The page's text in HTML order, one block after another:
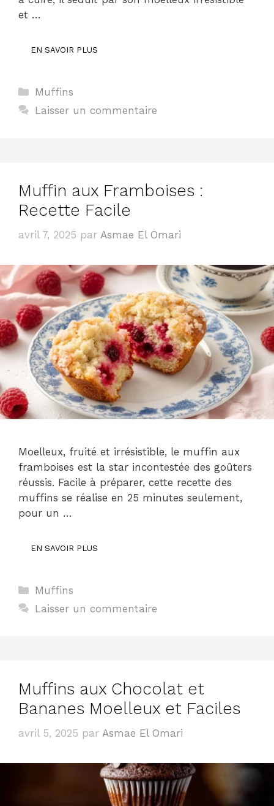
et …
EN SAVOIR PLUS
Catégories
Muffins
Laisser un commentaire
Muffin aux Framboises :
Recette Facile
avril 7, 2025 par Asmae El Omari
Moelleux, fruité et irrésistible, le muffin aux
framboises est la star incontestée des goûters
réussis. Facile à préparer, cette recette des
muffins se réalise en 25 minutes seulement,
pour un …
EN SAVOIR PLUS
Catégories
Muffins
Laisser un commentaire
Muffins aux Chocolat et
Bananes Moelleux et Faciles
avril 5, 2025 par Asmae El Omari